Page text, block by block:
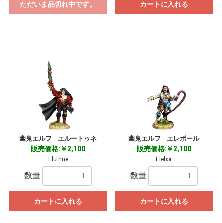
ただいま品切れ中です。 カートに入れる
幽鬼エルフ エルートゥネ
販売価格:￥2,100
Eluthne
数量
カートに入れる
幽鬼エルフ エレボール
販売価格:￥2,100
Elebor
数量
カートに入れる